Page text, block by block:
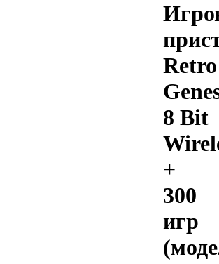
Retro
8 Bit
+
300
игр